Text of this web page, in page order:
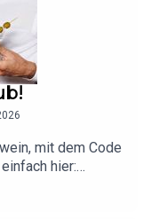
mit dem Code
hier: